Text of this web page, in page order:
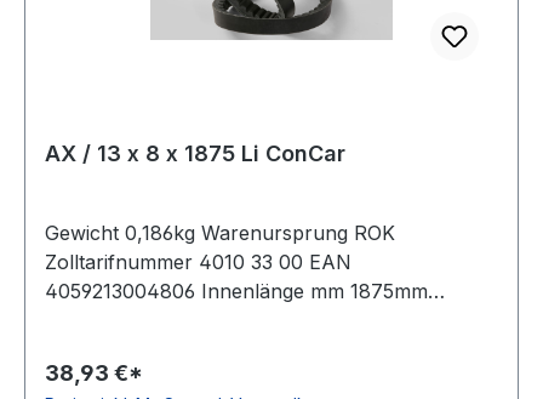
AX / 13 x 8 x 1875 Li ConCar
Gewicht 0,186kg Warenursprung ROK
Zolltarifnummer 4010 33 00 EAN
4059213004806 Innenlänge mm 1875mm
Ausführung flankenoffen, formgezahnt
38,93 €*